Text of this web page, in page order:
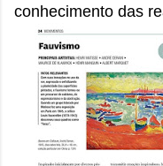
conhecimento das